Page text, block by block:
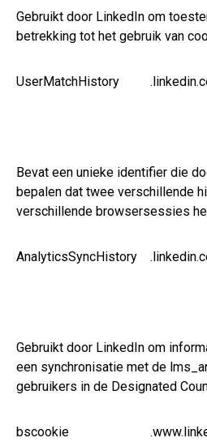
Gebruikt door LinkedIn om
betrekking tot het gebruik van
UserMatchHistory
Bevat een unieke identifier die
bepalen dat twee verschillende
verschillende browsersessies
AnalyticsSyncHistory
Gebruikt door LinkedIn om
een synchronisatie met de
gebruikers in de Designated
bscookie